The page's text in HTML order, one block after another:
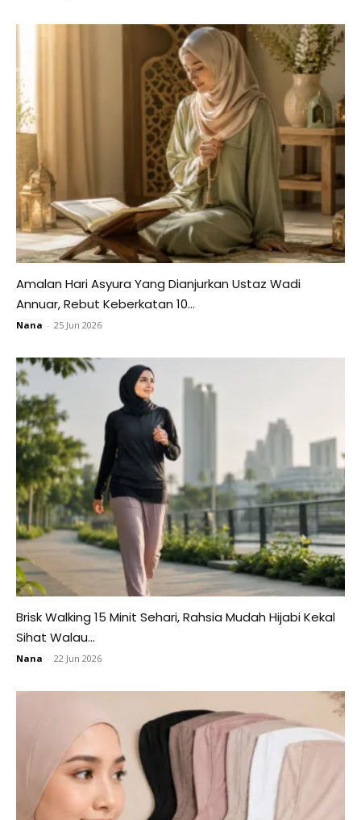
Amalan Hari Asyura Yang Dianjurkan Ustaz Wadi
Annuar, Rebut Keberkatan 10...
Nana - 25 Jun 2026
Brisk Walking 15 Minit Sehari, Rahsia Mudah Hijabi Kekal
Sihat Walau...
Nana - 22 Jun 2026